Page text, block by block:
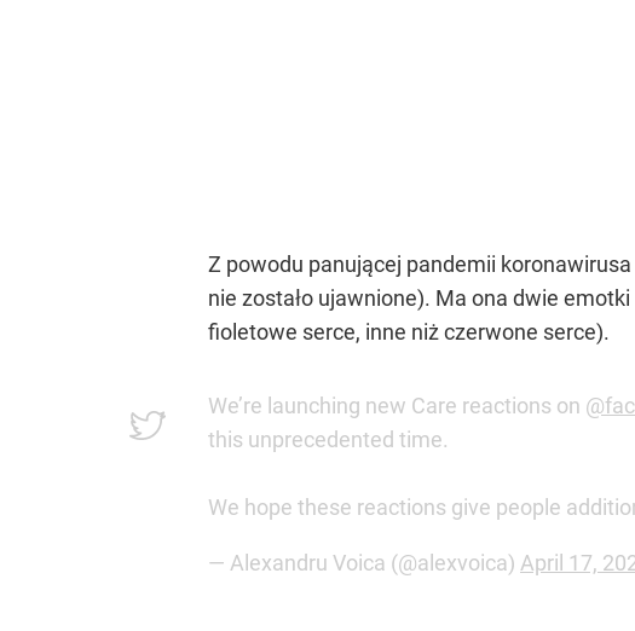
Z powodu panującej pandemii koronawirusa
nie zostało ujawnione). Ma ona dwie
fioletowe serce, inne niż czerwone serce).